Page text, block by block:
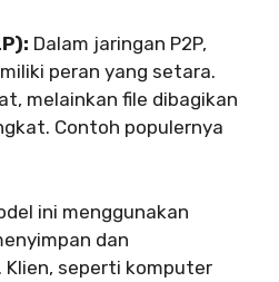
Dalam jaringan P2P,
peran yang setara.
melainkan file dibagikan
Contoh populernya
ini menggunakan
dan
seperti komputer